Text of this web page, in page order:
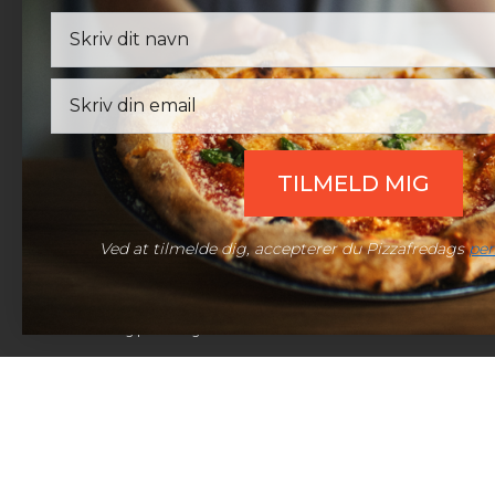
Udenfor åbningstid:Efter aftale
Telefon: (+45) 60 98 10 10
Mail: support@pizzafredag.dk
Åben chat
TILMELD MIG
Ved at tilmelde dig, accepterer du Pizzafredags